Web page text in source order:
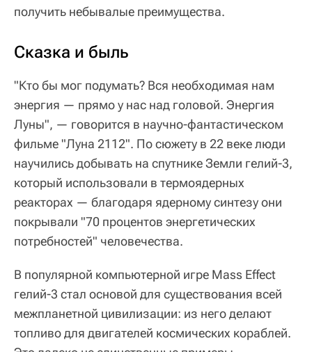
получить небывалые преимущества.
Сказка и быль
"Кто бы мог подумать? Вся необходимая нам
энергия — прямо у нас над головой. Энергия
Луны", — говорится в научно-фантастическом
фильме "Луна 2112". По сюжету в 22 веке люди
научились добывать на спутнике Земли гелий-3,
который использовали в термоядерных
реакторах — благодаря ядерному синтезу они
покрывали "70 процентов энергетических
потребностей" человечества.
В популярной компьютерной игре Mass Effect
гелий-3 стал основой для существования всей
межпланетной цивилизации: из него делают
топливо для двигателей космических кораблей.